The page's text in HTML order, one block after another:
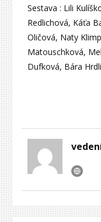
Sestava : Lili
Redlichová, Káťa
Oličová, Naty
Matouschková,
Dufková, Bára